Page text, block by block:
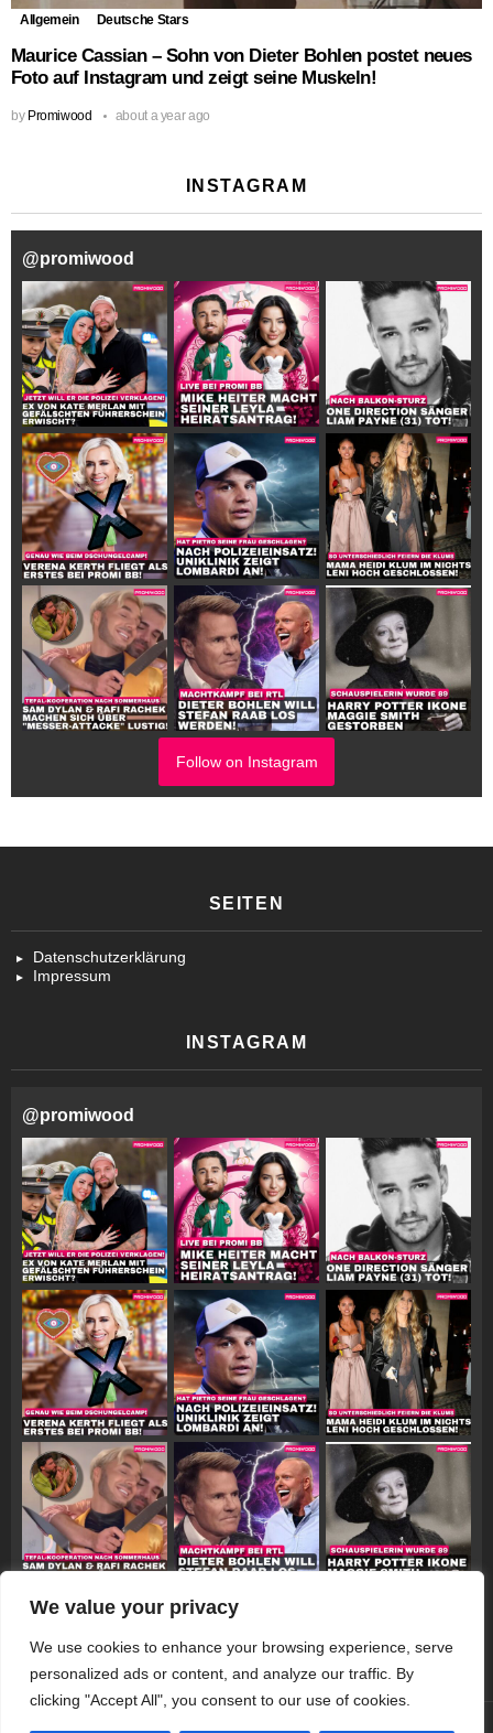
We value your privacy
We use cookies to enhance your browsing experience, serve
personalized ads or content, and analyze our traffic. By
clicking "Accept All", you consent to our use of cookies.
Allgemein Deutsche Stars
Maurice Cassian – Sohn von Dieter Bohlen postet neues
Foto auf Instagram und zeigt seine Muskeln!
by Promiwood about a year ago
INSTAGRAM
@promiwood
Follow on Instagram
SEITEN
Datenschutzerklärung
Impressum
INSTAGRAM
@promiwood
Follow on Instagram